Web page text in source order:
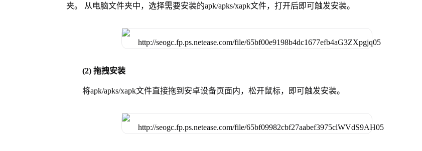
夹。 从电脑文件夹中，选择需要安装的apk/apks/xapk文件，打开后即可触发安装。
(2) 拖拽安装
将apk/apks/xapk文件直接拖到安卓设备页面内，松开鼠标，即可触发安装。